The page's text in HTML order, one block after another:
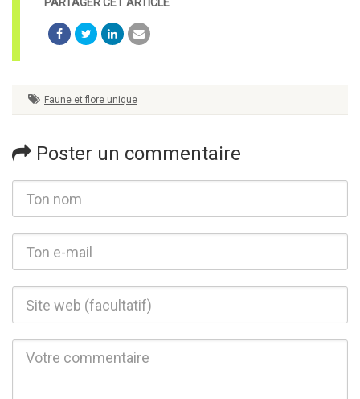
Faune et flore unique
Poster un commentaire